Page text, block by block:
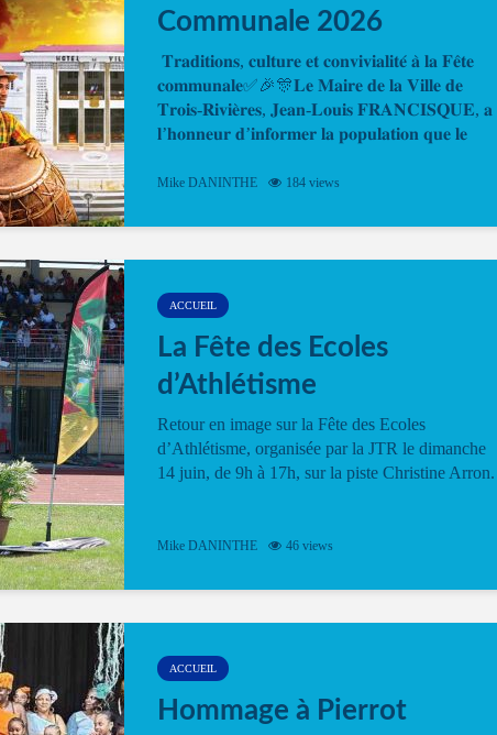
Communale 2026
𝐓𝐫𝐚𝐝𝐢𝐭𝐢𝐨𝐧𝐬, 𝐜𝐮𝐥𝐭𝐮𝐫𝐞 𝐞𝐭 𝐜𝐨𝐧𝐯𝐢𝐯𝐢𝐚𝐥𝐢𝐭𝐞́ 𝐚̀ 𝐥𝐚 𝐅𝐞̂𝐭𝐞
𝐜𝐨𝐦𝐦𝐮𝐧𝐚𝐥𝐞✅🎉🎊𝐋𝐞 𝐌𝐚𝐢𝐫𝐞 𝐝𝐞 𝐥𝐚 𝐕𝐢𝐥𝐥𝐞 𝐝𝐞
𝐓𝐫𝐨𝐢𝐬-𝐑𝐢𝐯𝐢𝐞̀𝐫𝐞𝐬, 𝐉𝐞𝐚𝐧-𝐋𝐨𝐮𝐢𝐬 𝐅𝐑𝐀𝐍𝐂𝐈𝐒𝐐𝐔𝐄, 𝐚
𝐥’𝐡𝐨𝐧𝐧𝐞𝐮𝐫 𝐝’𝐢𝐧𝐟𝐨𝐫𝐦𝐞𝐫 𝐥𝐚 𝐩𝐨𝐩𝐮𝐥𝐚𝐭𝐢𝐨𝐧 𝐪𝐮𝐞 𝐥𝐞
Mike DANINTHE 184 views
ACCUEIL
La Fête des Ecoles
d’Athlétisme
Retour en image sur la Fête des Ecoles
d’Athlétisme, organisée par la JTR le dimanche
14 juin, de 9h à 17h, sur la piste Christine Arron.
Mike DANINTHE 46 views
ACCUEIL
Hommage à Pierrot